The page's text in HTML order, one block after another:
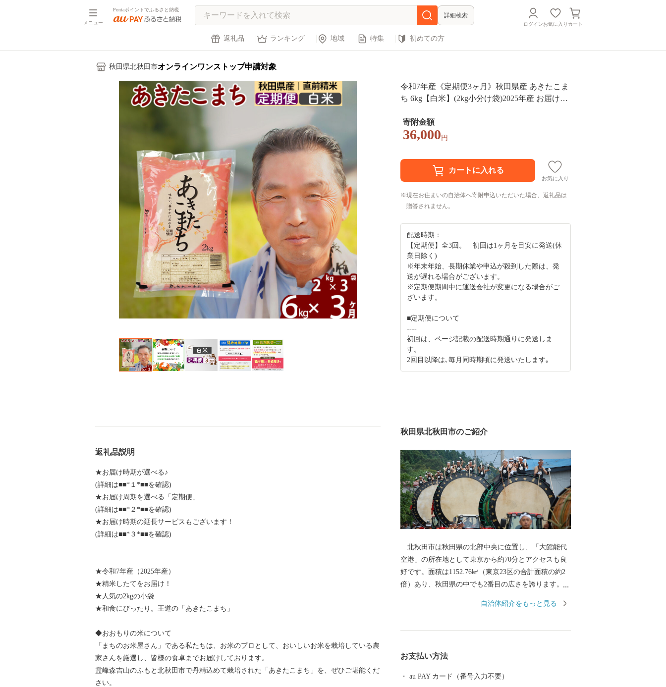
メニュー
Pontaポイントでふるさと納税
詳細検索
ログインお気に入り カート
返礼品 ランキング 地域 特集 初めての方
秋田県北秋田市オンラインワンストップ申請対象
令和7年産《定期便3ヶ月》秋田県産 あきたこま
ち 6kg【白米】(2kg小分け袋)2025年産 お届け時
米 おおもり [おおもり 秋田 お米 あきたこまち
米どころ 東北 北秋田市 定期便 毎月お届け]
寄附金額
36,000 円
お気に入り
現在お住まいの自治体へ寄附申込いただいた場合、返礼品は
贈答されません。
配送時期：
【定期便】全3回。 初回は1ヶ月を目安に発送(休
業日除く)
※年末年始、長期休業や申込が殺到した際は、発
送が遅れる場合がございます。
※定期便期間中に運送会社が変更になる場合がご
ざいます。
■定期便について
----
初回は、ページ記載の配送時期通りに発送しま
す。
2回目以降は､毎月同時期頃に発送いたします｡
返礼品説明
★お届け時期が選べる♪
(詳細は■■*１*■■を確認)
★お届け周期を選べる「定期便」
(詳細は■■*２*■■を確認)
★お届け時期の延長サービスもございます！
(詳細は■■*３*■■を確認)
★令和7年産（2025年産）
★精米したてをお届け！
★人気の2kgの小袋
★和食にぴったり。王道の「あきたこまち」
◆おおもりの米について
「まちのお米屋さん」である私たちは、お米のプロとして、おいしいお米を栽培している農
家さんを厳選し、皆様の食卓までお届けしております。
霊峰森吉山のふもと北秋田市で丹精込めて栽培された「あきたこまち」を、ぜひご堪能くだ
さい。
秋田県北秋田市のご紹介
北秋田市は秋田県の北部中央に位置し、「大館能代
空港」の所在地として東京から約70分とアクセスも良
好です。面積は1152.76㎢（東京23区の合計面積の約2
倍）あり、秋田県の中でも2番目の広さを誇ります。そ
わせ、様々な表情を見せてくれます。「花の百名山」
豊かな自然環境は、狩猟を生業としてきた「マタギ」
にも大きく貢献し、現在でも阿仁地区ではマタギ発祥
自治体紹介をもっと見る
お支払い方法
au PAY カード（番号入力不要）